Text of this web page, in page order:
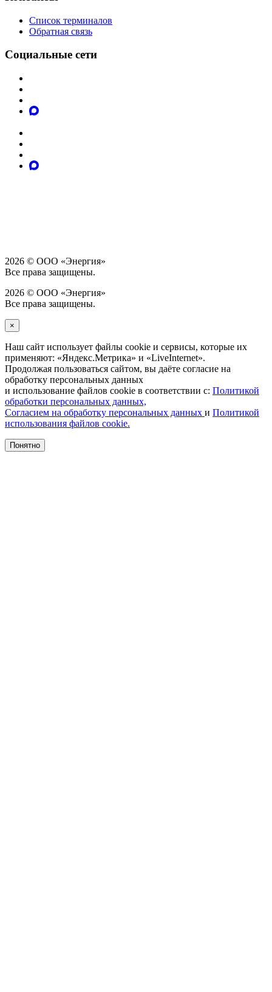
Список терминалов
Обратная связь
Социальные сети
2026 © ООО «Энергия»
Все права защищены.
2026 © ООО «Энергия»
Все права защищены.
×
Наш сайт использует файлы cookie и сервисы, которые их
применяют: «Яндекс.Метрика» и «LiveInternet».
Продолжая пользоваться сайтом, вы даёте согласие на
обработку персональных данных
и использование файлов cookie в соответствии с: Политикой
обработки персональных данных,
Согласием на обработку персональных данных и Политикой
использования файлов cookie.
Понятно